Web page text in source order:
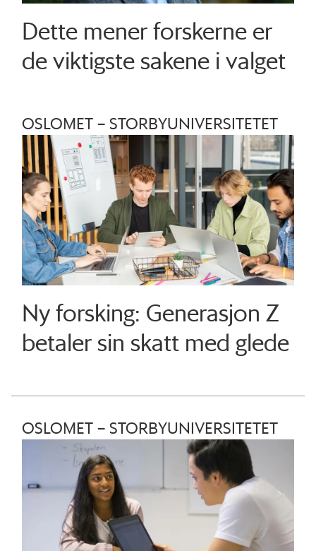
Dette mener forskerne er
de viktigste sakene i valget
OSLOMET – STORBYUNIVERSITETET
Ny forsking: Generasjon Z
betaler sin skatt med glede
OSLOMET – STORBYUNIVERSITETET